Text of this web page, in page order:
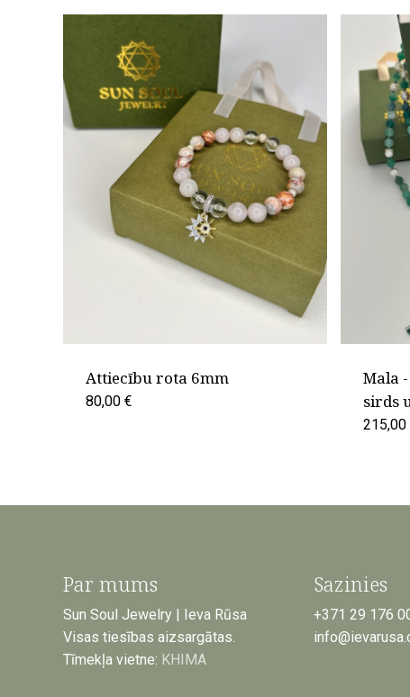
Attiecību rota 6mm
80,00 €
Mala
sirds
215,00
Par mums
Sun Soul Jewelry | Ieva Rūsa
Visas tiesības aizsargātas.
Tīmekļa vietne: KHIMA
Sazinies
+371 29 176